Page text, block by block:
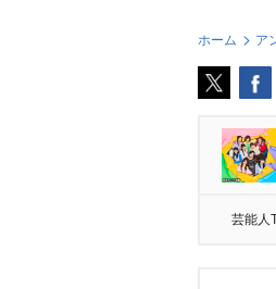
ホーム ア
芸能人